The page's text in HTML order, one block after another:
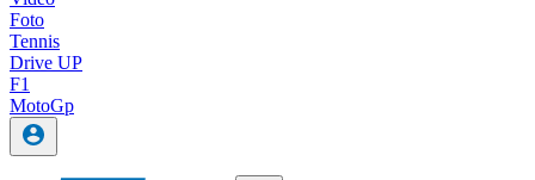
Foto
Tennis
Drive UP
F1
MotoGp